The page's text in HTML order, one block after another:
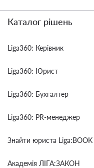
Каталог рішень
Liga360: Керівник
Liga360: Юрист
Liga360: Бухгалтер
Liga360: PR-менеджер
Знайти юриста Liga:BOOK
Академія ЛІГА:ЗАКОН